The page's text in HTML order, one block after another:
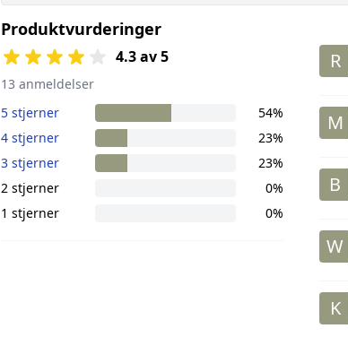
Produktvurderinger
4.3 av 5
13 anmeldelser
5 stjerner
54%
4 stjerner
23%
3 stjerner
23%
2 stjerner
0%
1 stjerner
0%
R
M
B
W
K